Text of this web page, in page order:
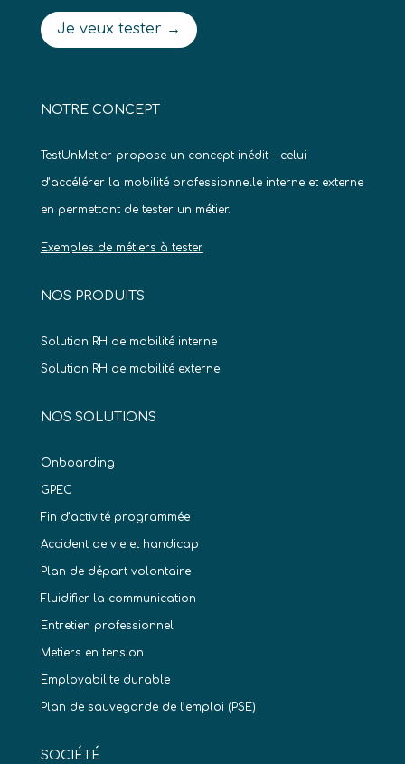
Je veux tester →
NOTRE CONCEPT
TestUnMetier propose un concept inédit – celui
d’accélérer la mobilité professionnelle interne et externe
en permettant de tester un métier.
Exemples de métiers à tester
NOS PRODUITS
Solution RH de mobilité interne
Solution RH de mobilité externe
NOS SOLUTIONS
Onboarding
GPEC
Fin d’activité programmée
Accident de vie et handicap
Plan de départ volontaire
Fluidifier la communication
Entretien professionnel
Metiers en tension
Employabilite durable
Plan de sauvegarde de l’emploi (PSE)
SOCIÉTÉ